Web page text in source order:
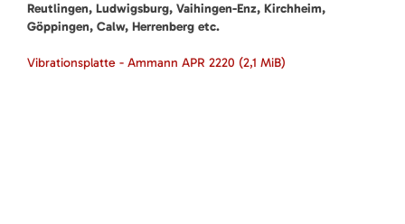
Reutlingen, Ludwigsburg, Vaihingen-Enz, Kirchheim,
Göppingen, Calw, Herrenberg etc.
Vibrationsplatte - Ammann APR 2220 (2,1 MiB)